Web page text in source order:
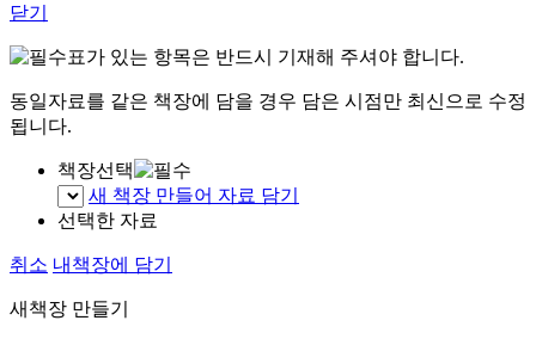
닫기
표가 있는 항목은 반드시 기재해 주셔야 합니다.
동일자료를 같은 책장에 담을 경우 담은 시점만 최신으로 수정
됩니다.
책장선택
새 책장 만들어 자료 담기
선택한 자료
취소 내책장에 담기
새책장 만들기